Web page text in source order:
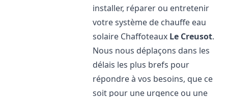
installer, réparer ou entretenir
votre système de chauffe eau
solaire Chaffoteaux Le Creusot.
Nous nous déplaçons dans les
délais les plus brefs pour
répondre à vos besoins, que ce
soit pour une urgence ou une